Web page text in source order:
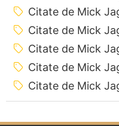
Citate de Mick
Citate de Mick
Citate de Mick
Citate de Mick
Citate de Mick